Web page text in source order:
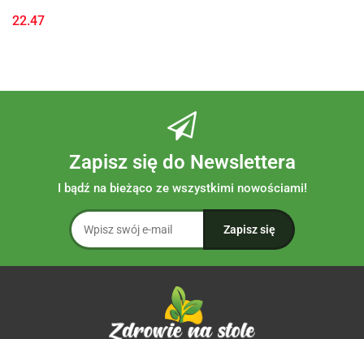
22.47
Zapisz się do Newslettera
I bądź na bieżąco ze wszystkimi nowościami!